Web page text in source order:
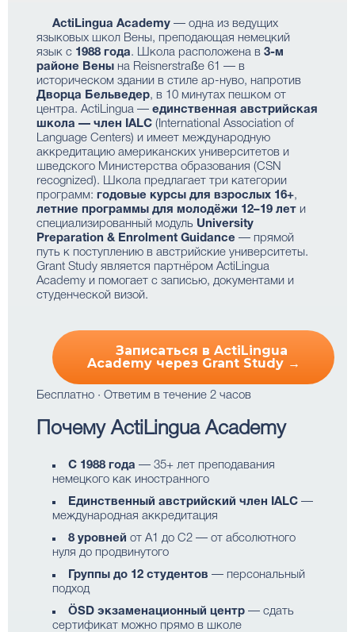
ActiLingua Academy — одна из ведущих
языковых школ Вены, преподающая немецкий
язык с 1988 года. Школа расположена в 3-м
районе Вены на Reisnerstraße 61 — в
историческом здании в стиле ар-нуво, напротив
Дворца Бельведер, в 10 минутах пешком от
центра. ActiLingua — единственная австрийская
школа — член IALC (International Association of
Language Centers) и имеет международную
аккредитацию американских университетов и
шведского Министерства образования (CSN
recognized). Школа предлагает три категории
программ: годовые курсы для взрослых 16+,
летние программы для молодёжи 12–19 лет и
специализированный модуль University
Preparation & Enrolment Guidance — прямой
путь к поступлению в австрийские университеты.
Grant Study является партнёром ActiLingua
Academy и помогает с записью, документами и
студенческой визой.
Записаться в ActiLingua
Academy через Grant Study →
Бесплатно · Ответим в течение 2 часов
Почему ActiLingua Academy
С 1988 года — 35+ лет преподавания
немецкого как иностранного
Единственный австрийский член IALC —
международная аккредитация
8 уровней от A1 до C2 — от абсолютного
нуля до продвинутого
Группы до 12 студентов — персональный
подход
ÖSD экзаменационный центр — сдать
сертификат можно прямо в школе